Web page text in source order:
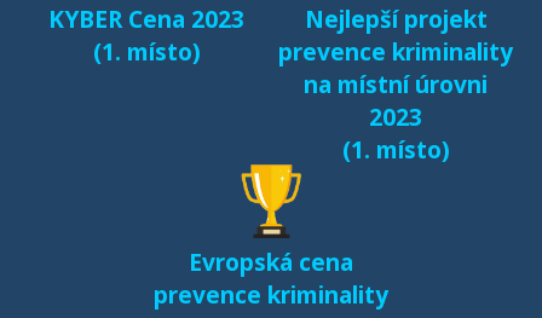
KYBER Cena 2023
(1. místo)
Nejlepší projekt
prevence kriminality
na místní úrovni
2023
(1. místo)
Evropská cena
prevence kriminality